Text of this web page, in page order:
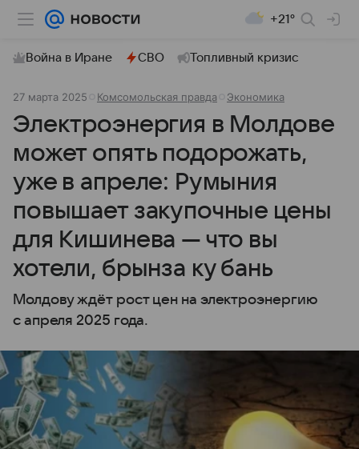
+21°
Война в Иране СВО Топливный кризис
27 марта 2025 Комсомольская правда Экономика
Электроэнергия в Молдове
может опять подорожать,
уже в апреле: Румыния
повышает закупочные цены
для Кишинева — что вы
хотели, брынза ку бань
Молдову ждёт рост цен на электроэнергию
с апреля 2025 года.